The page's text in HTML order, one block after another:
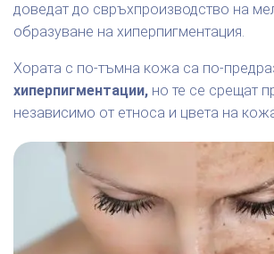
доведат до свръхпроизводство на
образуване на хиперпигментация.
Хората с по-тъмна кожа са по-
хиперпигментации, но те се срещат
независимо от етноса и цвета на